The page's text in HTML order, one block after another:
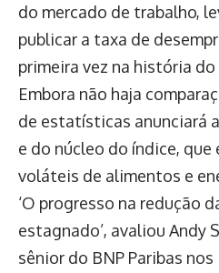
do mercado de trabalho,
publicar a taxa de
primeira vez na história do
Embora não haja
de estatísticas anunciará
e do núcleo do índice,
voláteis de alimentos e
‘O progresso na redução
estagnado’, avaliou Andy
sênior do BNP Paribas nos